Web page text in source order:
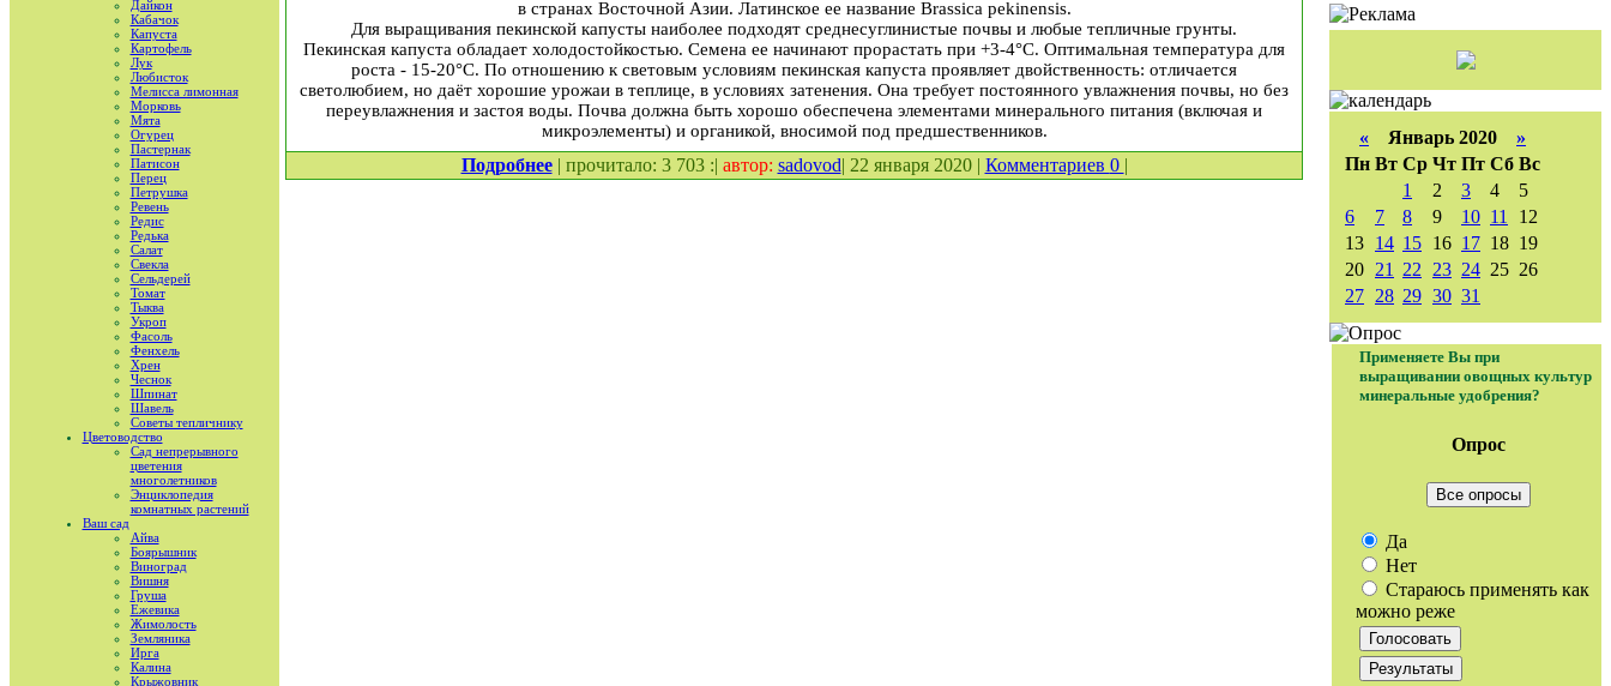
Дайкон
Кабачок
Капуста
Картофель
Лук
Любисток
Мелисса лимонная
Морковь
Мята
Огурец
Пастернак
Патисон
Перец
Петрушка
Ревень
Редис
Редька
Салат
Свекла
Сельдерей
Томат
Тыква
Укроп
Фасоль
Фенхель
Хрен
Чеснок
Шпинат
Шавель
Советы тепличнику
Цветоводство
Сад непрерывного
цветения
многолетников
Энциклопедия
комнатных растений
Ваш сад
Айва
Боярышник
Виноград
Вишня
Груша
Ежевика
Жимолость
Земляника
Ирга
Калина
Крыжовник
в странах Восточной Азии. Латинское ее название Brassica pekinensis.
Для выращивания пекинской капусты наиболее подходят среднесуглинистые почвы и любые тепличные грунты.
Пекинская капуста обладает холодостойкостью. Семена ее начинают прорастать при +3-4°С. Оптимальная температура для
роста - 15-20°С. По отношению к световым условиям пекинская капуста проявляет двойственность: отличается
светолюбием, но даёт хорошие урожаи в теплице, в условиях затенения. Она требует постоянного увлажнения почвы, но без
переувлажнения и застоя воды. Почва должна быть хорошо обеспечена элементами минерального питания (включая и
микроэлементы) и органикой, вносимой под предшественников.
Подробнее| прочитало: 3 703 :| автор: sadovod| 22 января 2020 | Комментариев 0 |
« Январь 2020 »
Пн Вт Ср Чт Пт Сб Вс
1
2 3 4
5
6
7 8 9 10 11
12
13 14 15 16 17 18 19
20 21 22 23 24 25 26
27 28 29 30 31
Применяете Вы при
выращивании овощных культур
минеральные удобрения?
Опрос
Все опросы
Да
Нет
Стараюсь применять как
можно реже